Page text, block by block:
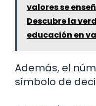
valores se
Descubre la
educación en
Además, el
símbolo de